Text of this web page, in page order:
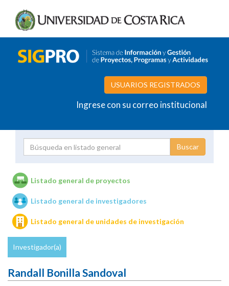
USUARIOS REGISTRADOS
Ingrese con su correo institucional
Unidades de investigación
Listado general de proyectos
Listado general de investigadores
Listado general de unidades de investigación
Investigador(a)
Randall Bonilla Sandoval